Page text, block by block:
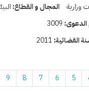
وزارية المجال و القطاع:
الدعوى: 3009
القضائية: 2011
5
6
7
8
9